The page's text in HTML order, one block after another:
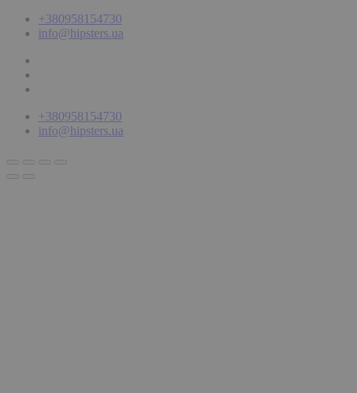
+380958154730
info@hipsters.ua
+380958154730
info@hipsters.ua